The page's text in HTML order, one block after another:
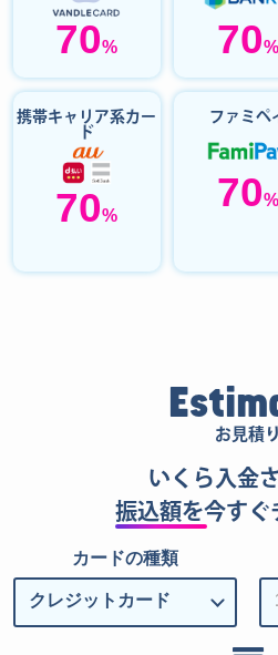
70% 70%
携帯キャリア系カー
ド
70%
ファミペ
70%
お見積り
いくら入金
振込額を今すぐ
カードの種類